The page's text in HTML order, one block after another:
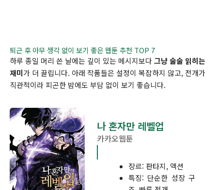
퇴근 후 아무 생각 없이 보기 좋은 웹툰 추천 TOP 7
하루 종일 머리 쓴 날에는 깊이 있는 메시지보다그냥 술술 읽히는
재미가 더 끌립니다. 아래 작품들은 설정이 복잡하지 않고, 전개가
직관적이라 피곤한 밤에도 부담 없이 보기 좋습니다.
나 혼자만 레벨업
카카오웹툰
장르: 판타지, 액션
특징: 단순한 성장 구